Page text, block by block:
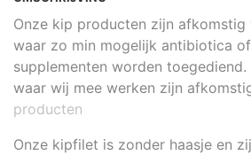
Onze kip producten zijn afkomstig
waar zo min mogelijk antibiotica
supplementen worden
waar wij mee werken zijn
producten
Onze kipfilet is zonder haasje en